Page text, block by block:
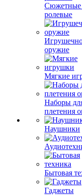
Сюжетные
ролевые
оружие
Мягкие
Наборы
плетения
Наушники
Бытовая
Гаджеты